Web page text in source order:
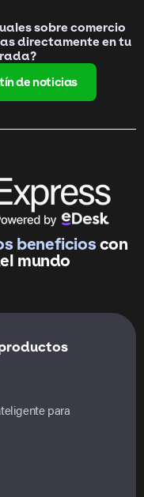
sobre comercio
directamente en tu
de noticias
beneficioscon
mundo
para